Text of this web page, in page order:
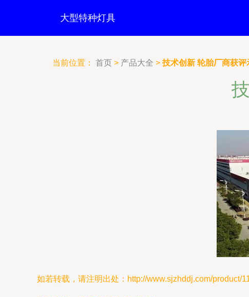
大型特种灯具
当前位置： 首页 > 产品大全 > 技术创新 轮胎厂商获评
如若转载，请注明出处：http://www.sjzhddj.com/product/